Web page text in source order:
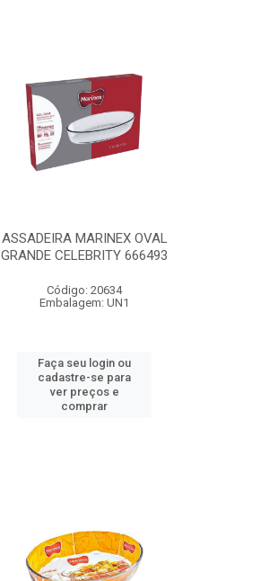
ASSADEIRA MARINEX OVAL
GRANDE CELEBRITY 666493
Código: 20634
Embalagem: UN1
Faça seu login ou
cadastre-se para
ver preços e
comprar